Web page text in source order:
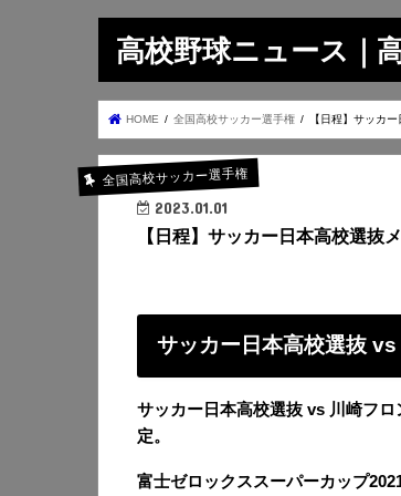
高校野球ニュース｜
HOME 全国高校サッカー選手権 【日程】サッカ
全国高校サッカー選手権
2023.01.01
【日程】サッカー日本高校選抜
サッカー日本高校選抜
サッカー日本高校選抜 vs 川崎フ
定。
富士ゼロックススーパーカップ